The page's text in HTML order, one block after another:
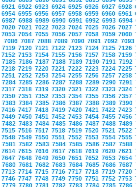
6921 6922 6923 6924 6925 6926 6927 6928
6954 6955 6956 6957 6958 6959 6960 6961
6987 6988 6989 6990 6991 6992 6993 6994
7020 7021 7022 7023 7024 7025 7026 7027
7053 7054 7055 7056 7057 7058 7059 7060
7086 7087 7088 7089 7090 7091 7092 7093
7119 7120 7121 7122 7123 7124 7125 7126
7152 7153 7154 7155 7156 7157 7158 7159
7185 7186 7187 7188 7189 7190 7191 7192
7218 7219 7220 7221 7222 7223 7224 7225
7251 7252 7253 7254 7255 7256 7257 7258
7284 7285 7286 7287 7288 7289 7290 7291
7317 7318 7319 7320 7321 7322 7323 7324
7350 7351 7352 7353 7354 7355 7356 7357
7383 7384 7385 7386 7387 7388 7389 7390
7416 7417 7418 7419 7420 7421 7422 7423
7449 7450 7451 7452 7453 7454 7455 7456
7482 7483 7484 7485 7486 7487 7488 7489
7515 7516 7517 7518 7519 7520 7521 7522
7548 7549 7550 7551 7552 7553 7554 7555
7581 7582 7583 7584 7585 7586 7587 7588
7614 7615 7616 7617 7618 7619 7620 7621
7647 7648 7649 7650 7651 7652 7653 7654
7680 7681 7682 7683 7684 7685 7686 7687
7713 7714 7715 7716 7717 7718 7719 7720
7746 7747 7748 7749 7750 7751 7752 7753
7779 7780 7781 7782 7783 7784 7785 7786